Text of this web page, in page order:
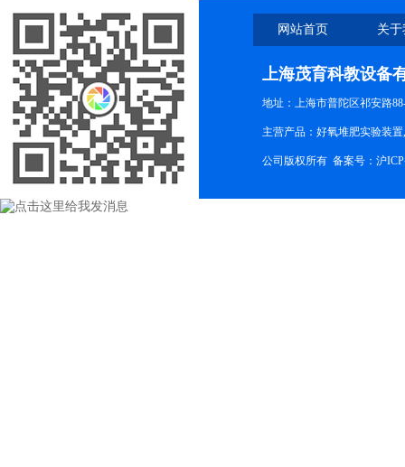
网站首页 关
上海茂育科教设备
地址：上海市普陀区祁安路
主营产品：好氧堆肥实验装
公司版权所有 备案号： 沪